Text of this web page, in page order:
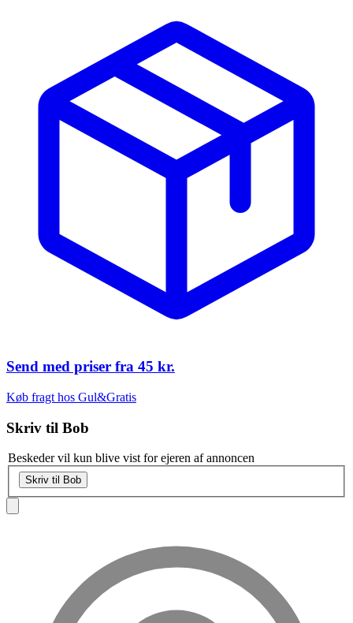
Send med priser fra 45 kr.
Køb fragt hos Gul&Gratis
Skriv til Bob
Beskeder vil kun blive vist for ejeren af annoncen
Skriv til Bob